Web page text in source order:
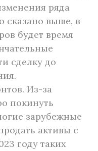
ряда
сказано выше, в
будет время
сделку до
Из-за
покинуть
зарубежные
активы с
году таких